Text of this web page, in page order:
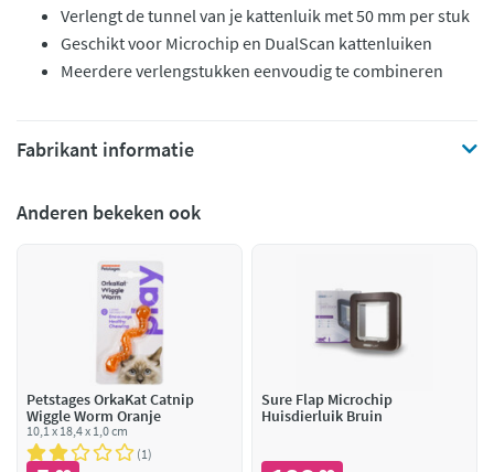
Verlengt de tunnel van je kattenluik met 50 mm per stuk
Geschikt voor Microchip en DualScan kattenluiken
Meerdere verlengstukken eenvoudig te combineren
Fabrikant informatie
Anderen bekeken ook
Petstages OrkaKat Catnip
Wiggle Worm Oranje
10,1 x 18,4 x 1,0 cm
1
Sure Flap Microchip
Huisdierluik Bruin